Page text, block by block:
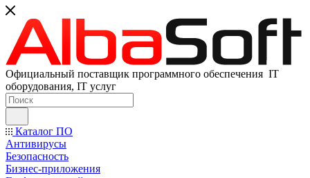
Официальный поставщик программного обеспечения IT
оборудования, IT услуг
Каталог ПО
Антивирусы
Безопасность
Бизнес-приложения